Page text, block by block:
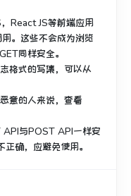
React JS等前端应用
。 这些不会成为浏览
同样安全。
格式的写集，可以从
意的人来说，查看
API与POST API一样安
确，应避免使用。